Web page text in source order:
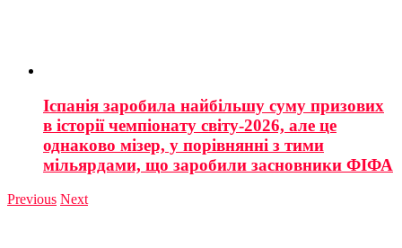
Іспанія заробила найбільшу суму призових
в історії чемпіонату світу-2026, але це
однаково мізер, у порівнянні з тими
мільярдами, що заробили засновники ФІФА
Previous Next